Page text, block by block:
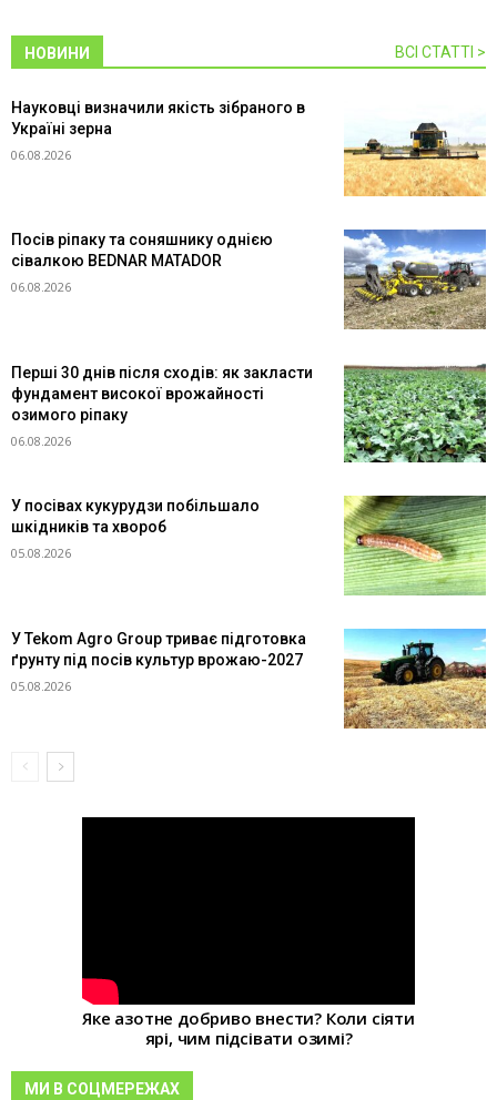
НОВИНИ ВСІ СТАТТІ >
Науковці визначили якість зібраного в
Україні зерна
06.08.2026
Посів ріпаку та соняшнику однією
сівалкою BEDNAR MATADOR
06.08.2026
Перші 30 днів після сходів: як закласти
фундамент високої врожайності
озимого ріпаку
06.08.2026
У посівах кукурудзи побільшало
шкідників та хвороб
05.08.2026
У Tekom Agro Group триває підготовка
ґрунту під посів культур врожаю-2027
05.08.2026
Яке азотне добриво внести? Коли сіяти
ярі, чим підсівати озимі?
МИ В СОЦМЕРЕЖАХ